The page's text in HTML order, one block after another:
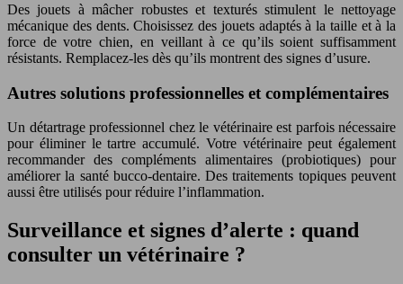
Des jouets à mâcher robustes et texturés stimulent le nettoyage
mécanique des dents. Choisissez des jouets adaptés à la taille et à la
force de votre chien, en veillant à ce qu’ils soient suffisamment
résistants. Remplacez-les dès qu’ils montrent des signes d’usure.
Autres solutions professionnelles et complémentaires
Un détartrage professionnel chez le vétérinaire est parfois nécessaire
pour éliminer le tartre accumulé. Votre vétérinaire peut également
recommander des compléments alimentaires (probiotiques) pour
améliorer la santé bucco-dentaire. Des traitements topiques peuvent
aussi être utilisés pour réduire l’inflammation.
Surveillance et signes d’alerte : quand
consulter un vétérinaire ?